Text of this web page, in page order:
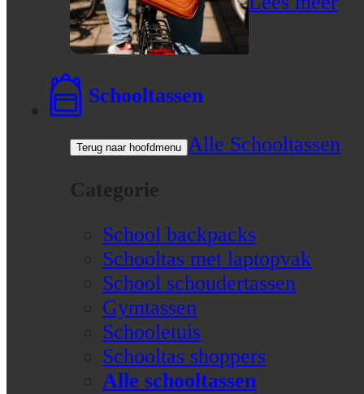
Schooltassen
Terug naar hoofdmenu Alle Schooltassen
Categorie
School backpacks
Schooltas met laptopvak
School schoudertassen
Gymtassen
Schooletuis
Schooltas shoppers
Alle schooltassen